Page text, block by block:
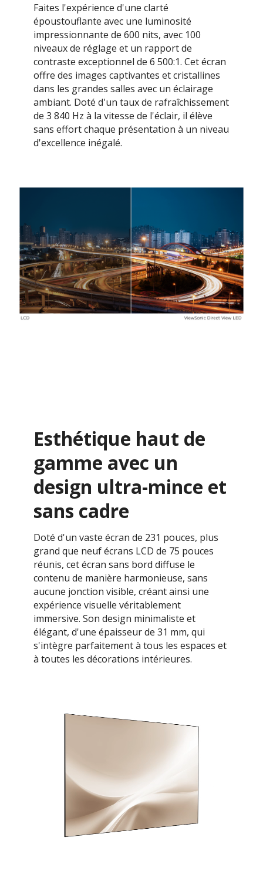
Faites l'expérience d'une clarté
époustouflante avec une luminosité
impressionnante de 600 nits, avec 100
niveaux de réglage et un rapport de
contraste exceptionnel de 6 500:1. Cet écran
offre des images captivantes et cristallines
dans les grandes salles avec un éclairage
ambiant. Doté d'un taux de rafraîchissement
de 3 840 Hz à la vitesse de l'éclair, il élève
sans effort chaque présentation à un niveau
d'excellence inégalé.​
Esthétique haut de
gamme avec un
design ultra-mince et
sans cadre
Doté d'un vaste écran de 231 pouces, plus
grand que neuf écrans LCD de 75 pouces
réunis, cet écran sans bord diffuse le
contenu de manière harmonieuse, sans
aucune jonction visible, créant ainsi une
expérience visuelle véritablement
immersive. Son design minimaliste et
élégant, d'une épaisseur de 31 mm, qui
s'intègre parfaitement à tous les espaces et
à toutes les décorations intérieures.​